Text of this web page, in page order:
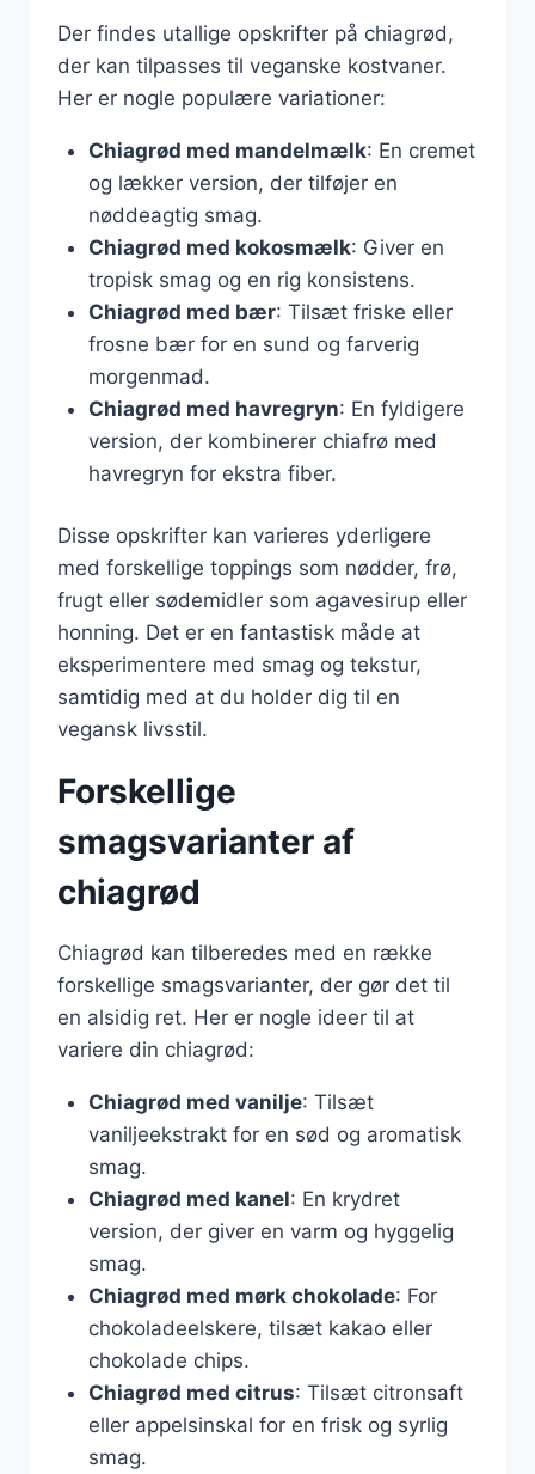
Der findes utallige opskrifter på chiagrød,
der kan tilpasses til veganske kostvaner.
Her er nogle populære variationer:
Chiagrød med mandelmælk: En cremet
og lækker version, der tilføjer en
nøddeagtig smag.
Chiagrød med kokosmælk: Giver en
tropisk smag og en rig konsistens.
Chiagrød med bær: Tilsæt friske eller
frosne bær for en sund og farverig
morgenmad.
Chiagrød med havregryn: En fyldigere
version, der kombinerer chiafrø med
havregryn for ekstra fiber.
Disse opskrifter kan varieres yderligere
med forskellige toppings som nødder, frø,
frugt eller sødemidler som agavesirup eller
honning. Det er en fantastisk måde at
eksperimentere med smag og tekstur,
samtidig med at du holder dig til en
vegansk livsstil.
Forskellige
smagsvarianter af
chiagrød
Chiagrød kan tilberedes med en række
forskellige smagsvarianter, der gør det til
en alsidig ret. Her er nogle ideer til at
variere din chiagrød:
Chiagrød med vanilje: Tilsæt
vaniljeekstrakt for en sød og aromatisk
smag.
Chiagrød med kanel: En krydret
version, der giver en varm og hyggelig
smag.
Chiagrød med mørk chokolade: For
chokoladeelskere, tilsæt kakao eller
chokolade chips.
Chiagrød med citrus: Tilsæt citronsaft
eller appelsinskal for en frisk og syrlig
smag.